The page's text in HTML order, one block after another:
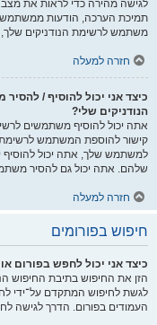
לגישה מהירה כדי לראות את
תמיכת הערכה, הודעות
משתמש לרשימת הנודניקים שלך,
חזרה למעלה
כיצד אני יכול להוסיף /
הנודניקים שלי?
אתה יכול להוסיף משתמשים
קישור להוספת המשתמש לרשימת
למשתמש שלך, אתה יכול
שלהם. אתה יכול גם להסיר
חזרה למעלה
חיפוש בפורומים
כיצד אני יכול לחפש בפורום
הזן את החיפוש בתיבת החיפוש
לגשת לחיפוש המתקדם על־ידי
העמודים בפורום. הדרך לגישה